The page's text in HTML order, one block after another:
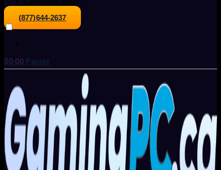
(877)644-2637
$0.00 Panier